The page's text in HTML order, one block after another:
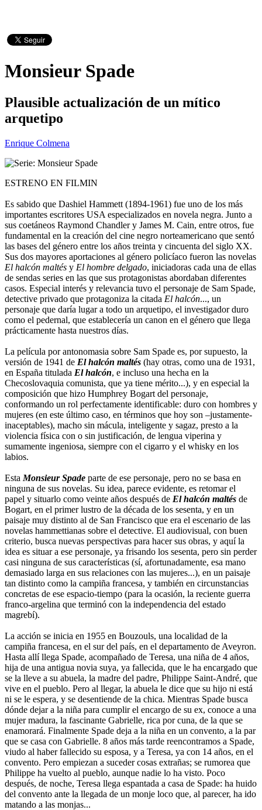
Monsieur Spade
Plausible actualización de un mítico
arquetipo
Enrique Colmena
ESTRENO EN FILMIN
Es sabido que Dashiel Hammett (1894-1961) fue uno de los más
importantes escritores USA especializados en novela negra. Junto a
sus coetáneos Raymond Chandler y James M. Cain, entre otros, fue
fundamental en la creación del cine negro norteamericano que sentó
las bases del género entre los años treinta y cincuenta del siglo XX.
Sus dos mayores aportaciones al género policíaco fueron las novelas
El halcón maltés y El hombre delgado, iniciadoras cada una de ellas
de sendas series en las que sus protagonistas abordaban diferentes
casos. Especial interés y relevancia tuvo el personaje de Sam Spade,
detective privado que protagoniza la citada El halcón..., un
personaje que daría lugar a todo un arquetipo, el investigador duro
como el pedernal, que establecería un canon en el género que llega
prácticamente hasta nuestros días.
La película por antonomasia sobre Sam Spade es, por supuesto, la
versión de 1941 de El halcón maltés (hay otras, como una de 1931,
en España titulada El halcón, e incluso una hecha en la
Checoslovaquia comunista, que ya tiene mérito...), y en especial la
composición que hizo Humphrey Bogart del personaje,
conformando un rol perfectamente identificable: duro con hombres y
mujeres (en este último caso, en términos que hoy son –justamente-
inaceptables), macho sin mácula, inteligente y sagaz, presto a la
violencia física con o sin justificación, de lengua viperina y
sumamente ingeniosa, siempre con el cigarro y el whisky en los
labios.
Esta Monsieur Spade parte de ese personaje, pero no se basa en
ninguna de sus novelas. Su idea, parece evidente, es retomar el
papel y situarlo como veinte años después de El halcón maltés de
Bogart, en el primer lustro de la década de los sesenta, y en un
paisaje muy distinto al de San Francisco que era el escenario de las
novelas hammettianas sobre el detective. El audiovisual, con buen
criterio, busca nuevas perspectivas para hacer sus obras, y aquí la
idea es situar a ese personaje, ya frisando los sesenta, pero sin perder
casi ninguna de sus características (sí, afortunadamente, esa mano
demasiado larga en sus relaciones con las mujeres...), en un paisaje
tan distinto como la campiña francesa, y también en circunstancias
concretas de ese espacio-tiempo (para la ocasión, la reciente guerra
franco-argelina que terminó con la independencia del estado
magrebí).
La acción se inicia en 1955 en Bouzouls, una localidad de la
campiña francesa, en el sur del país, en el departamento de Aveyron.
Hasta allí llega Spade, acompañado de Teresa, una niña de 4 años,
hija de una antigua novia suya, ya fallecida, que le ha encargado que
se la lleve a su abuela, la madre del padre, Philippe Saint-André, que
vive en el pueblo. Pero al llegar, la abuela le dice que su hijo ni está
ni se le espera, y se desentiende de la chica. Mientras Spade busca
dónde dejar a la niña para cumplir el encargo de su ex, conoce a una
mujer madura, la fascinante Gabrielle, rica por cuna, de la que se
enamorará. Finalmente Spade deja a la niña en un convento, a la par
que se casa con Gabrielle. 8 años más tarde reencontramos a Spade,
viudo al haber fallecido su esposa, y a Teresa, ya con 14 años, en el
convento. Pero empiezan a suceder cosas extrañas; se rumorea que
Philippe ha vuelto al pueblo, aunque nadie lo ha visto. Poco
después, de noche, Teresa llega espantada a casa de Spade: ha huido
del convento ante la llegada de un monje loco que, al parecer, ha ido
matando a las monjas...